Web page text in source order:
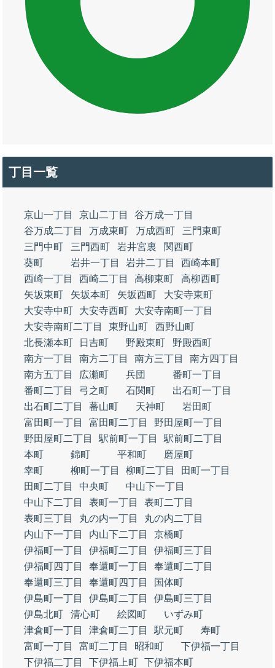
丁目一覧
京山一丁目 京山二丁目
谷万成一丁目
谷万成二丁目
万成東町 万成西町
三門東町
三門中町
三門西町 岩井宮裏
関西町
葵町
岩井一丁目 岩井二丁目
西崎本町
西崎一丁目
西崎二丁目 高柳東町
高柳西町
矢坂東町
矢坂本町 矢坂西町
大安寺東町
大安寺中町
大安寺西町
大安寺南町一丁目
大安寺南町二丁目
東野山町
西野山町
北長瀬本町
日吉町 野殿東町
野殿西町
南方一丁目
南方二丁目 南方三丁目
南方四丁目
南方五丁目
広瀬町 兵団
番町一丁目
番町二丁目
弓之町 石関町
出石町一丁目
出石町二丁目
蕃山町 天神町
岩田町
富田町一丁目
富田町二丁目
野田屋町一丁目
野田屋町二丁目
駅前町一丁目
駅前町二丁目
本町
錦町 平和町
磨屋町
幸町
柳町一丁目 柳町二丁目
田町一丁目
田町二丁目
中央町
中山下一丁目
中山下二丁目
表町一丁目
表町二丁目
表町三丁目
丸の内一丁目
丸の内二丁目
内山下一丁目
内山下二丁目
京橋町
伊福町一丁目
伊福町二丁目
伊福町三丁目
伊福町四丁目
奉還町一丁目
奉還町二丁目
奉還町三丁目
奉還町四丁目
国体町
伊島町一丁目
伊島町二丁目
伊島町三丁目
伊島北町
清心町 絵図町
いずみ町
津倉町一丁目
津倉町二丁目 駅元町
寿町
富町一丁目
富町二丁目 昭和町
下伊福一丁目
下伊福二丁目
下伊福上町 下伊福本町